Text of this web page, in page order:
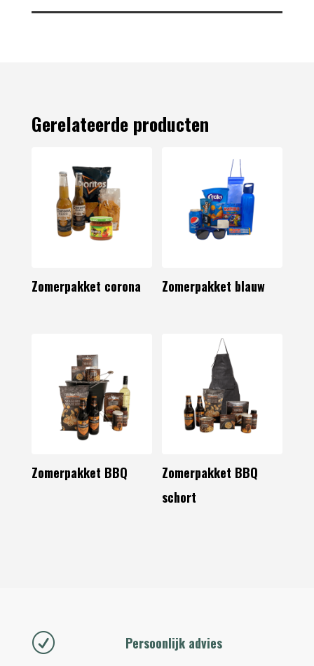
Gerelateerde producten
Zomerpakket corona Zomerpakket blauw
Zomerpakket BBQ
Zomerpakket BBQ
schort
R Persoonlijk advies